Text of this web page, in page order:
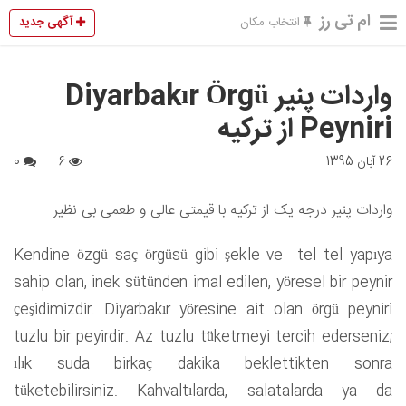
ام تی رز انتخاب مکان آگهی جدید
واردات پنیر Diyarbakır Örgü
Peyniri از ترکیه
26 آبان 1395
واردات پنیر درجه یک از ترکیه با قیمتی عالی و طعمی بی نظیر
Kendine özgü saç örgüsü gibi şekle ve tel tel yapıya
sahip olan, inek sütünden imal edilen, yöresel bir peynir
çeşidimizdir. Diyarbakır yöresine ait olan örgü peyniri
tuzlu bir peyirdir. Az tuzlu tüketmeyi tercih ederseniz;
ılık suda birkaç dakika beklettikten sonra
tüketebilirsiniz. Kahvaltılarda, salatalarda ya da